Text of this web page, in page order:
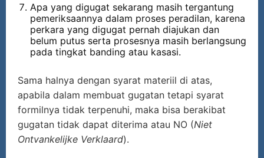
Apa yang digugat sekarang masih tergantung
pemeriksaannya dalam proses peradilan, karena
perkara yang digugat pernah diajukan dan
belum putus serta prosesnya masih berlangsung
pada tingkat banding atau kasasi.
Sama halnya dengan syarat materiil di atas,
apabila dalam membuat gugatan tetapi syarat
formilnya tidak terpenuhi, maka bisa berakibat
gugatan tidak dapat diterima atau NO (Niet
Ontvankelijke Verklaard).